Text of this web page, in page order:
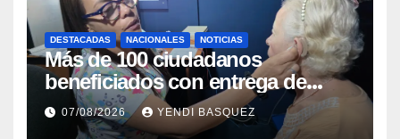
DESTACADAS NACIONALES NOTICIAS
Más de 100 ciudadanos
beneficiados con entrega de
prótesis auditivas en el Centro de
Rehabilitación J.J. Arvelo
07/08/2026 YENDI BASQUEZ